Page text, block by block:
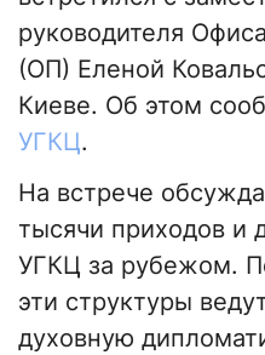
руководителя
(ОП) Еленой
Киеве. Об этом
УГКЦ.
На встрече
тысячи приходов и
УГКЦ за рубежом.
эти структуры
духовную